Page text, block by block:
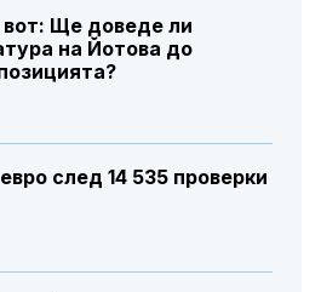
Ще доведе ли
на Йотова до
след 14 535 проверки